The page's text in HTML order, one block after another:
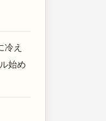
冷え
始め